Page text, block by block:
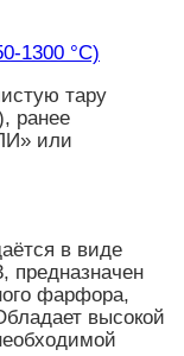
1300 °C)
тару
ранее
или
в виде
предназначен
фарфора,
высокой